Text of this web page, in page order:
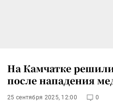
На Камчатке
после нападения
25 сентября 2025, 12:00 0